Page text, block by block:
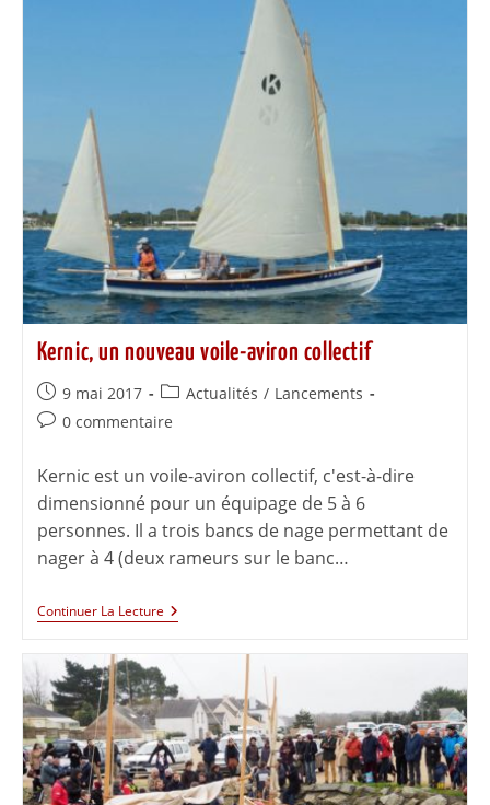
Kernic, un nouveau voile-aviron collectif
9 mai 2017 Actualités / Lancements
0 commentaire
Kernic est un voile-aviron collectif, c'est-à-dire
dimensionné pour un équipage de 5 à 6
personnes. Il a trois bancs de nage permettant de
nager à 4 (deux rameurs sur le banc…
Continuer La Lecture